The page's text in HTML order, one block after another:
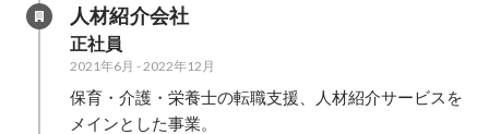
人材紹介会社
正社員
2021年6月 - 2022年12月
保育・介護・栄養士の転職支援、人材紹介サービスを
メインとした事業。